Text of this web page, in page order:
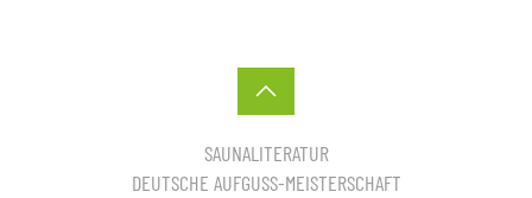
SAUNALITERATUR
DEUTSCHE AUFGUSS-MEISTERSCHAFT